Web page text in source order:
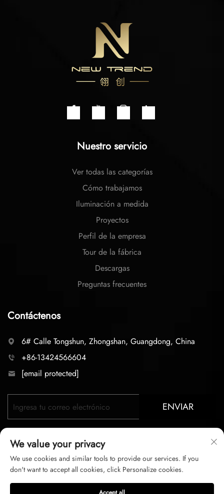
Nuestro servicio
Ver todas las categorías
Cómo trabajamos
Iluminación a medida
Proyectos
Perfil de la empresa
Tour de la fábrica
Descargas
Preguntas frecuentes
Contáctenos
6# Calle Tongshun, Zhongshan, Guangdong, China
+86-13424566604
[email protected]
ENVIAR
Derechos de autor © 2025 zhongshan LC lighting Co.,LTD.
We value your privacy
We use cookies and similar tools to provide our services. If you
don't want to accept all cookies, click Personalize cookies.